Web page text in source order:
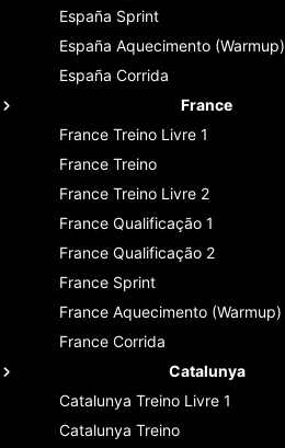
España Sprint
España Aquecimento (Warmup)
España Corrida
France
France Treino Livre 1
France Treino
France Treino Livre 2
France Qualificação 1
France Qualificação 2
France Sprint
France Aquecimento (Warmup)
France Corrida
Catalunya
Catalunya Treino Livre 1
Catalunya Treino